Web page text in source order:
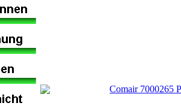
Comair 7000265